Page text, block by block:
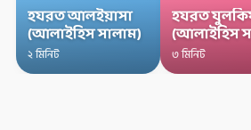
হযরত আলইয়াসা
(আলাইহিস সালাম)
২ মিনিট
হযরত
(আলাইহিস
৩ মিনিট